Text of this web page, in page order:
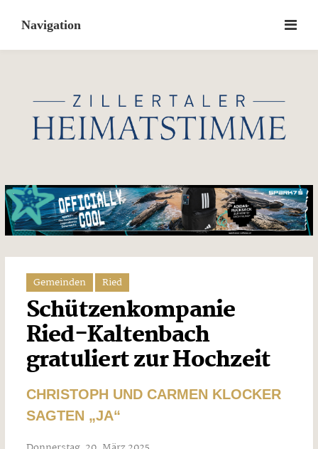
content
Gemeinden Ried
Schützenkompanie
Ried-Kaltenbach
gratuliert zur Hochzeit
CHRISTOPH UND CARMEN KLOCKER
SAGTEN „JA“